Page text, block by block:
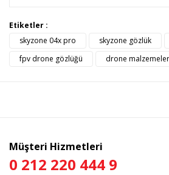
Bu ürüne ilk yorumu siz
Bu ürünün fiyat bilgisi, resim, ürün
konularda yetersiz gördüğünüz
kullanarak tarafımıza iletebilirsiniz.
Görüş ve önerileriniz için teşekkür
Etiketler :
skyzone 04x pro
skyzone gözlük
fpv drone gözlüğü
drone
Müşteri Hizmetleri
0 212 220 444 9